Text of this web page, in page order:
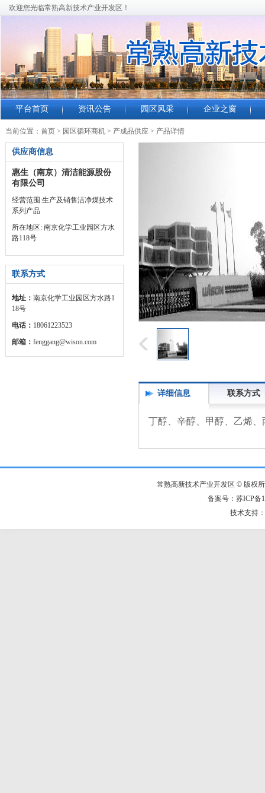
欢迎您光临常熟高新技术产业开发区！
平台首页 资讯公告 园区风采 企业之窗
当前位置： 首页 > 园区循环商机 > 产成品供应 > 产品详情
供应商信息
惠生（南京）清洁能源股份
有限公司
经营范围:生产及销售洁净煤技术
系列产品
所在地区: 南京化学工业园区方水
路118号
联系方式
地址： 南京化学工业园区方水路1
18号
电话： 18061223523
邮箱： fenggang@wison.com
详细信息 联系方式
丁醇、辛醇、甲醇、乙烯、
常熟高新技术产业开发区 © 版权
备案号：苏ICP备
技术支持